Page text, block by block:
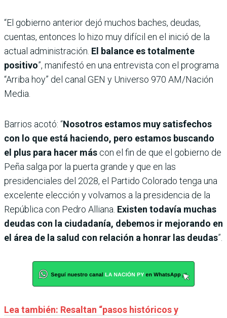
“El gobierno anterior dejó muchos baches, deudas,
cuentas, entonces lo hizo muy difícil en el inició de la
actual administración. El balance es totalmente
positivo”, manifestó en una entrevista con el programa
“Arriba hoy” del canal GEN y Universo 970 AM/Nación
Media.
Barrios acotó: “Nosotros estamos muy satisfechos
con lo que está haciendo, pero estamos buscando
el plus para hacer más con el fin de que el gobierno de
Peña salga por la puerta grande y que en las
presidenciales del 2028, el Partido Colorado tenga una
excelente elección y volvamos a la presidencia de la
República con Pedro Alliana. Existen todavía muchas
deudas con la ciudadanía, debemos ir mejorando en
el área de la salud con relación a honrar las deudas”.
Lea también: Resaltan “pasos históricos y